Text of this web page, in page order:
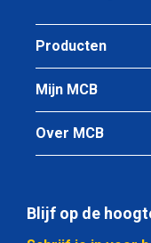
Producten
Mijn MCB
Over MCB
Blijf op de